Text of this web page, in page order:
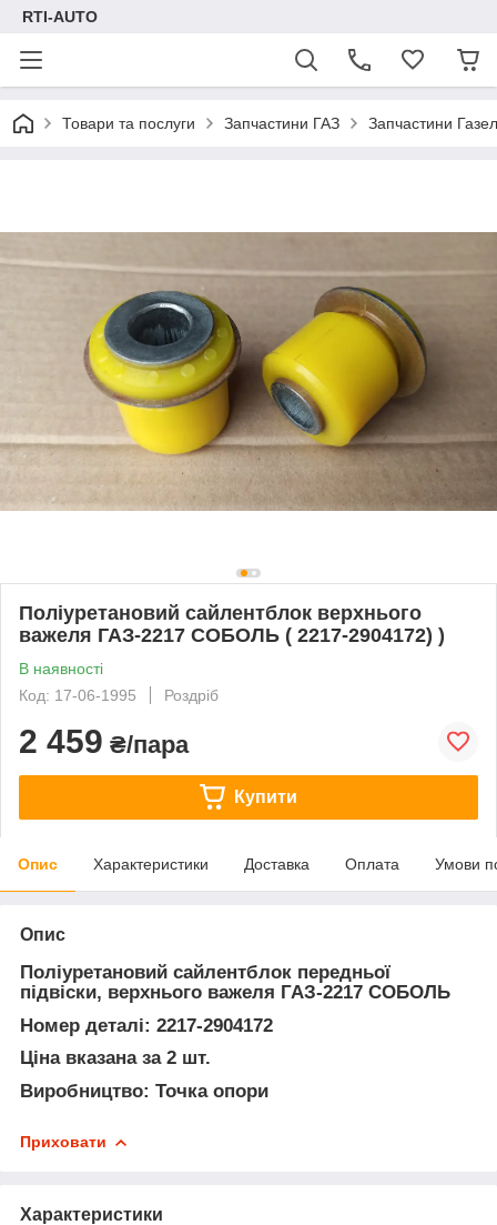
RTI-AUTO
Товари та послуги Запчастини ГАЗ Запчастини
Поліуретановий сайлентблок верхнього
важеля ГАЗ-2217 CОБОЛЬ ( 2217-2904172) )
В наявності
Код: 17-06-1995
Роздріб
2 459 ₴/пара
Купити
Опис Характеристики Доставка Оплата Умови
Опис
Поліуретановий сайлентблок передньої
підвіски, верхнього важеля ГАЗ-2217 СОБОЛЬ
Номер деталі: 2217-2904172
Ціна вказана за 2 шт.
Виробництво: Точка опори
Приховати
Характеристики